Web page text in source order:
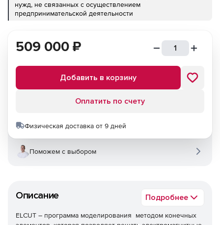
нужд, не связанных с осуществлением
предпринимательской деятельности
Описание Подробнее
ELCUT – программа моделирования методом конечных
509 000 ₽
Добавить в корзину
Оплатить по счету
Физическая доставка от 9 дней
Поможем с выбором